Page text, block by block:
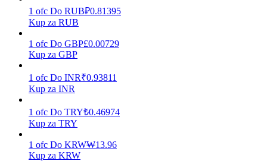
Stawianie
1 ofc Do RUB₽0.81395
Kup za RUB
1 ofc Do GBP£0.00729
Kup za GBP
1 ofc Do INR₹0.93811
Kup za INR
1 ofc Do TRY₺0.46974
Kup za TRY
1 ofc Do KRW₩13.96
Kup za KRW